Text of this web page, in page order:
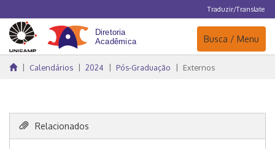
Traduzir/Translate
Navegação
Busca / Menu
Calendários 2024 Pós-Graduação Externos
Relacionados